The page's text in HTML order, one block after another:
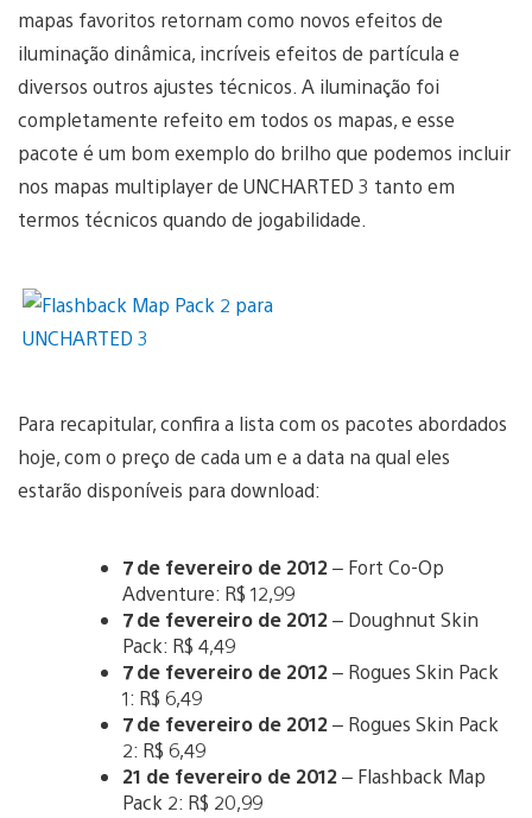
mapas favoritos retornam como novos efeitos de
iluminação dinâmica, incríveis efeitos de partícula e
diversos outros ajustes técnicos. A iluminação foi
completamente refeito em todos os mapas, e esse
pacote é um bom exemplo do brilho que podemos incluir
nos mapas multiplayer de UNCHARTED 3 tanto em
termos técnicos quando de jogabilidade.
Para recapitular, confira a lista com os pacotes abordados
hoje, com o preço de cada um e a data na qual eles
estarão disponíveis para download:
7 de fevereiro de 2012– Fort Co-Op
Adventure: R$ 12,99
7 de fevereiro de 2012– Doughnut Skin
Pack: R$ 4,49
7 de fevereiro de 2012– Rogues Skin Pack
1: R$ 6,49
7 de fevereiro de 2012– Rogues Skin Pack
2: R$ 6,49
21 de fevereiro de 2012– Flashback Map
Pack 2: R$ 20,99